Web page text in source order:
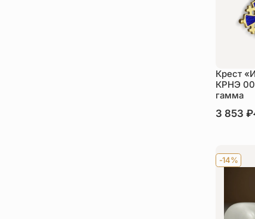
Крест
КРНЭ
гамма
В
3 853₽
-14%